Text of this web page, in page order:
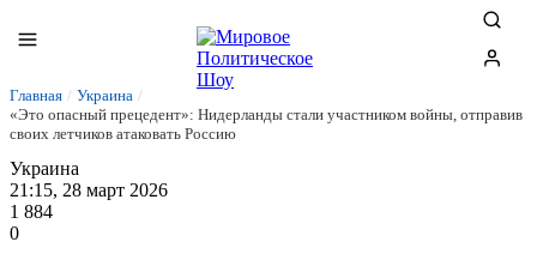
Главная / Украина /
«Это опасный прецедент»: Нидерланды стали участником войны, отправив
своих летчиков атаковать Россию
Украина
21:15, 28 март 2026
1 884
0